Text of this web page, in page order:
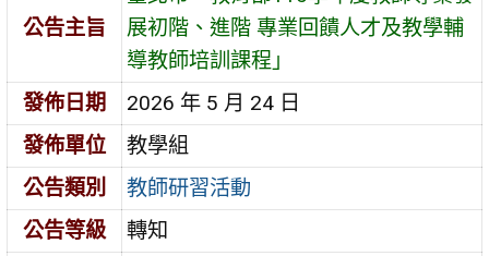
公告主旨
展初階、進階 專業回饋人才及教學輔
導教師培訓課程」
發佈日期
2026 年 5 月 24 日
發佈單位
教學組
公告類別
教師研習活動
公告等級
轉知